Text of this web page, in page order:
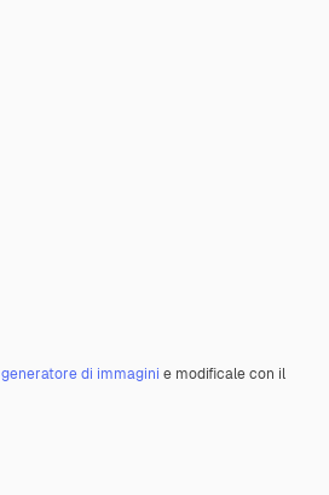
generatore di immagini e modificale con il